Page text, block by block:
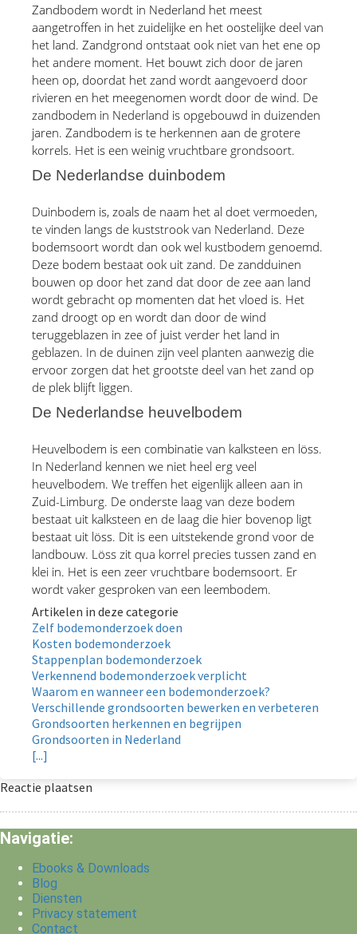
Zandbodem wordt in Nederland het meest
aangetroffen in het zuidelijke en het oostelijke deel van
het land. Zandgrond ontstaat ook niet van het ene op
het andere moment. Het bouwt zich door de jaren
heen op, doordat het zand wordt aangevoerd door
rivieren en het meegenomen wordt door de wind. De
zandbodem in Nederland is opgebouwd in duizenden
jaren. Zandbodem is te herkennen aan de grotere
korrels. Het is een weinig vruchtbare grondsoort.
De Nederlandse duinbodem
Duinbodem is, zoals de naam het al doet vermoeden,
te vinden langs de kuststrook van Nederland. Deze
bodemsoort wordt dan ook wel kustbodem genoemd.
Deze bodem bestaat ook uit zand. De zandduinen
bouwen op door het zand dat door de zee aan land
wordt gebracht op momenten dat het vloed is. Het
zand droogt op en wordt dan door de wind
teruggeblazen in zee of juist verder het land in
geblazen. In de duinen zijn veel planten aanwezig die
ervoor zorgen dat het grootste deel van het zand op
de plek blijft liggen.
De Nederlandse heuvelbodem
Heuvelbodem is een combinatie van kalksteen en löss.
In Nederland kennen we niet heel erg veel
heuvelbodem. We treffen het eigenlijk alleen aan in
Zuid-Limburg. De onderste laag van deze bodem
bestaat uit kalksteen en de laag die hier bovenop ligt
bestaat uit löss. Dit is een uitstekende grond voor de
landbouw. Löss zit qua korrel precies tussen zand en
klei in. Het is een zeer vruchtbare bodemsoort. Er
wordt vaker gesproken van een leembodem.
Artikelen in deze categorie
Zelf bodemonderzoek doen
Kosten bodemonderzoek
Stappenplan bodemonderzoek
Verkennend bodemonderzoek verplicht
Waarom en wanneer een bodemonderzoek?
Verschillende grondsoorten bewerken en verbeteren
Grondsoorten herkennen en begrijpen
Grondsoorten in Nederland
[...]
Reactie plaatsen
Navigatie:
Ebooks & Downloads
Blog
Diensten
Privacy statement
Contact